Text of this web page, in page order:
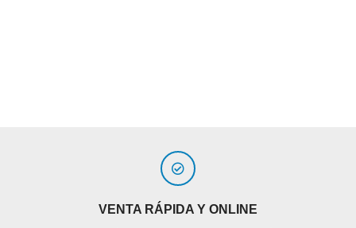
VENTA RÁPIDA Y ONLINE